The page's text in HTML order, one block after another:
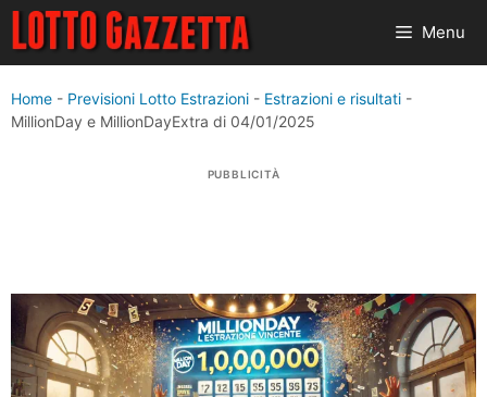
Vai
contenuto
Menu
Home - Previsioni Lotto Estrazioni - Estrazioni e risultati -
MillionDay e MillionDayExtra di 04/01/2025
PUBBLICITÀ